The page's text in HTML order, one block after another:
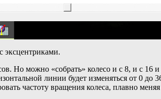
эксцентриками.
Но можно «собрать» колесо и с 8, и с
линии будет изменяться от 0 до
частоту вращения колеса, плавно